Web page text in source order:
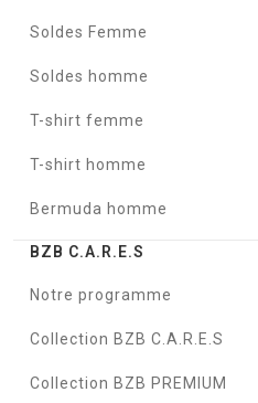
Soldes Femme
Soldes homme
T-shirt femme
T-shirt homme
Bermuda homme
BZB C.A.R.E.S
Notre programme
Collection BZB C.A.R.E.S
Collection BZB PREMIUM